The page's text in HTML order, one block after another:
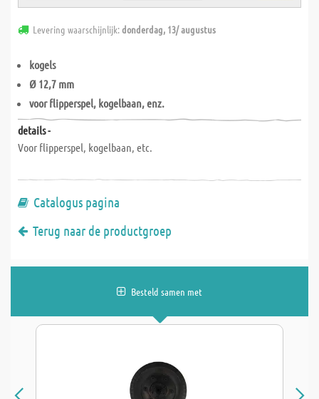
Levering waarschijnlijk:donderdag, 13/ augustus
kogels
Ø 12,7 mm
voor flipperspel, kogelbaan, enz.
details -
Voor flipperspel, kogelbaan, etc.
Catalogus pagina
Terug naar de productgroep
Besteld samen met